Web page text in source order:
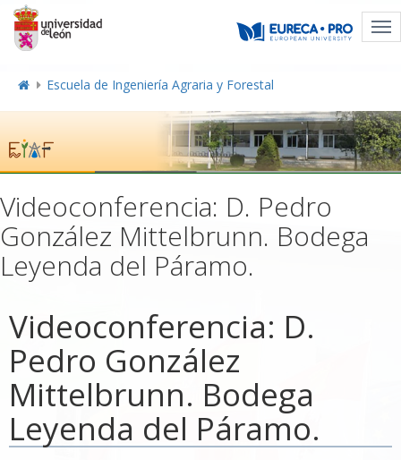
Escuela de Ingeniería Agraria y Forestal
Videoconferencia: D. Pedro
González Mittelbrunn. Bodega
Leyenda del Páramo.
Videoconferencia: D.
Pedro González
Mittelbrunn. Bodega
Leyenda del Páramo.